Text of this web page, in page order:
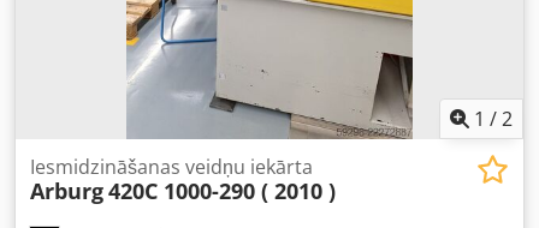
1 /2
Iesmidzināšanas veidņu iekārta
Arburg420C 1000-290 ( 2010 )